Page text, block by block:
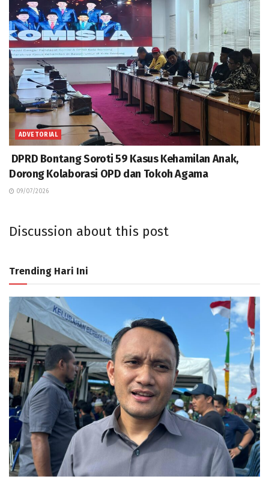
ADVETORIAL
DPRD Bontang Soroti 59 Kasus Kehamilan Anak,
Dorong Kolaborasi OPD dan Tokoh Agama
09/07/2026
Discussion about this post
Trending Hari Ini